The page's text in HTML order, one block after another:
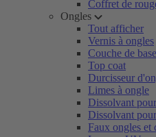
Coffret de
Ongles
Tout afficher
Vernis à ongles
Couche de base
Top coat
Durcisseur
Limes à ongle
Dissolvant
Dissolvant
Faux ongles et